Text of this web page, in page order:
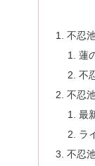
不忍
蓮
不
不忍
最
ラ
不忍